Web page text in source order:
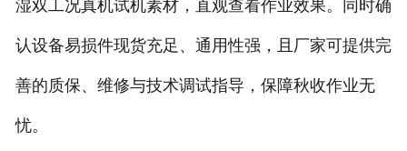
湿双工况真机试机素材，直观查看作业效果。同时确
认设备易损件现货充足、通用性强，且厂家可提供完
善的质保、维修与技术调试指导，保障秋收作业无
忧。